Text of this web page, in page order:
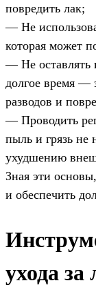
повредить лак;
— Не
которая может
— Не оставлять
долгое время —
разводов и
— Проводить
пыль и грязь не
ухудшению
Зная эти
и обеспечить
ухода